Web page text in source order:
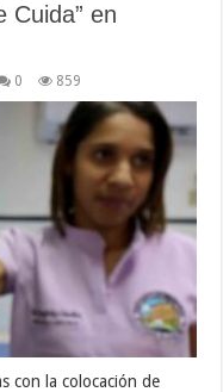
Cuida” en
0 859
con la colocación de